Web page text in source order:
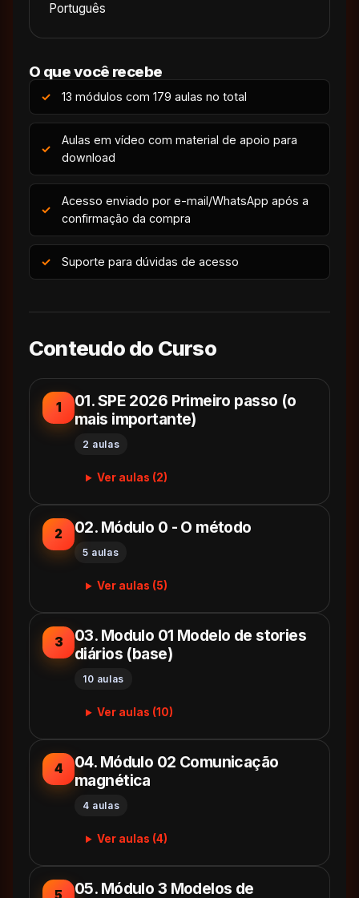
Português
O que você recebe
13 módulos com 179 aulas no total
Aulas em vídeo com material de apoio para
download
Acesso enviado por e-mail/WhatsApp após a
confirmação da compra
Suporte para dúvidas de acesso
Conteudo do Curso
1
01. SPE 2026 Primeiro passo (o
mais importante)
2 aulas
Ver aulas (2)
2 02. Módulo 0 - O método
5 aulas
Ver aulas (5)
3
03. Modulo 01 Modelo de stories
diários (base)
10 aulas
Ver aulas (10)
4
04. Módulo 02 Comunicação
magnética
4 aulas
Ver aulas (4)
05. Módulo 3 Modelos de